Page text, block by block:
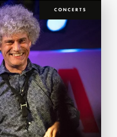
CONCERTS